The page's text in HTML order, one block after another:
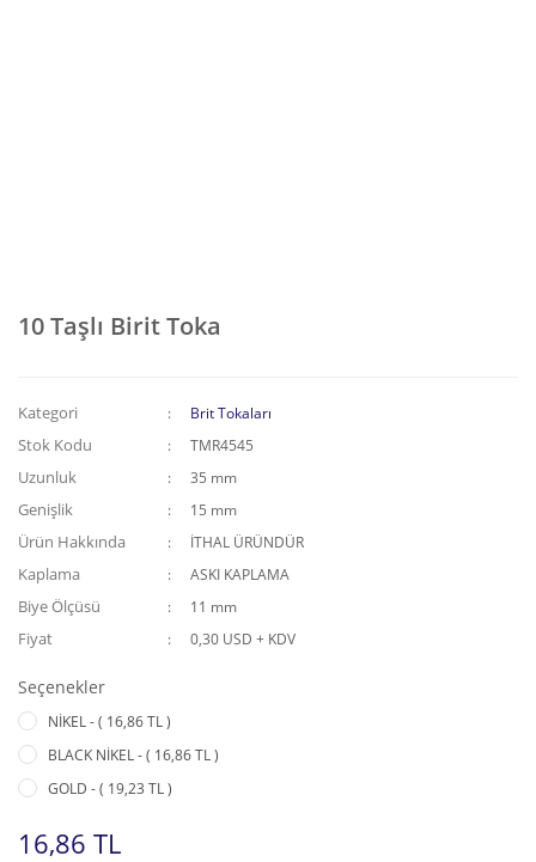
10 Taşlı Birit Toka
Kategori Brit Tokaları
Stok Kodu TMR4545
Uzunluk 35 mm
Genişlik 15 mm
Ürün Hakkında İTHAL ÜRÜNDÜR
Kaplama ASKI KAPLAMA
Biye Ölçüsü 11 mm
Fiyat 0,30 USD + KDV
Seçenekler
NİKEL - ( 16,86 TL )
BLACK NİKEL - ( 16,86 TL )
GOLD - ( 19,23 TL )
16,86 TL